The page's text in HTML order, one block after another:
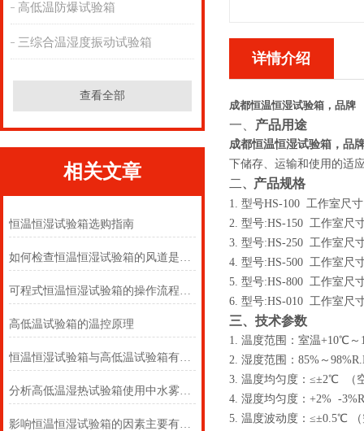
高低温防爆试验箱
三综合温湿度振动试验箱
查看全部
相关文章
恒温恒湿试验箱选购指南
如何检查恒温恒湿试验箱的风道是否堵塞？
可程式恒温恒湿试验箱的操作流程和使用规范
高低温试验箱的温控原理
恒温恒湿试验箱与高低温试验箱有什么区别？
分析高低温湿热试验箱使用中水雾产生原因奥科
影响恒温恒湿试验箱的因素主要有哪些
详情介绍
成都恒温恒湿试验箱，品牌
一、 产品用途
成都恒温恒湿试验箱，品
下储存、运输和使用的适
二 、 产品规格
1. 型号HS-100 工作室尺寸
2. 型号:HS-150 工作室尺
3. 型号:HS-250 工作室尺
4. 型号:HS-500 工作室尺
5. 型号:HS-800 工作室尺
6. 型号:HS-010 工作室尺
三、技术参数
1. 温度范围：室温+10℃～
2. 湿度范围：85%～
3. 温度均匀度：≤±2℃ （
4. 湿度均匀度：+2% -
5. 温度波动度：≤±0.5℃ （